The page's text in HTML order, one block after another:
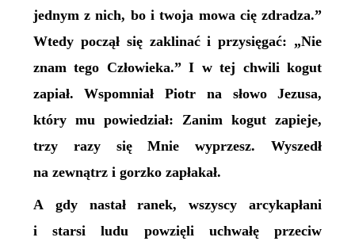
jednym z nich, bo i twoja mowa cię zdradza.”
Wtedy począł się zaklinać i przysięgać: „Nie
znam tego Człowieka.” I w tej chwili kogut
zapiał. Wspomniał Piotr na słowo Jezusa,
który mu powiedział: Zanim kogut zapieje,
trzy razy się Mnie wyprzesz. Wyszedł
na zewnątrz i gorzko zapłakał.
A gdy nastał ranek, wszyscy arcykapłani
i starsi ludu powzięli uchwałę przeciw